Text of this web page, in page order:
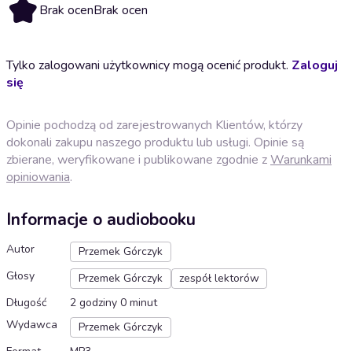
Brak ocenBrak ocen
Tylko zalogowani użytkownicy mogą ocenić produkt. Zaloguj
się
Opinie pochodzą od zarejestrowanych Klientów, którzy
dokonali zakupu naszego produktu lub usługi. Opinie są
zbierane, weryfikowane i publikowane zgodnie zWarunkami
opiniowania.
Informacje o audiobooku
Autor
Przemek Górczyk
Głosy
Przemek Górczyk
zespół lektorów
Długość
2 godziny 0 minut
Wydawca
Przemek Górczyk